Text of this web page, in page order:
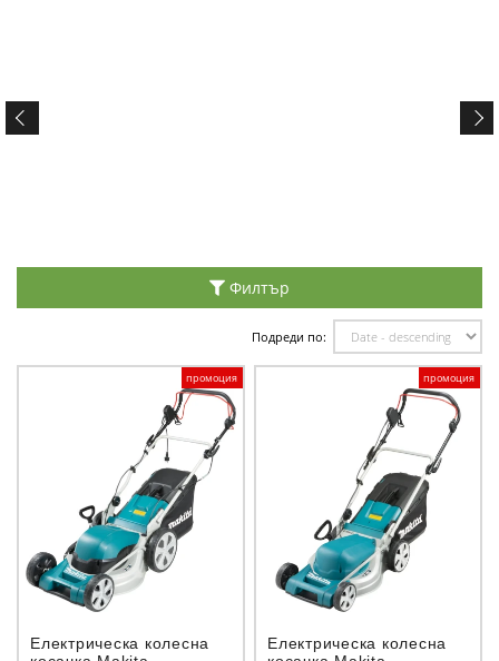
Филтър
Подреди по:
промоция
Електрическа колесна
промоция
Eлектрическа колесна